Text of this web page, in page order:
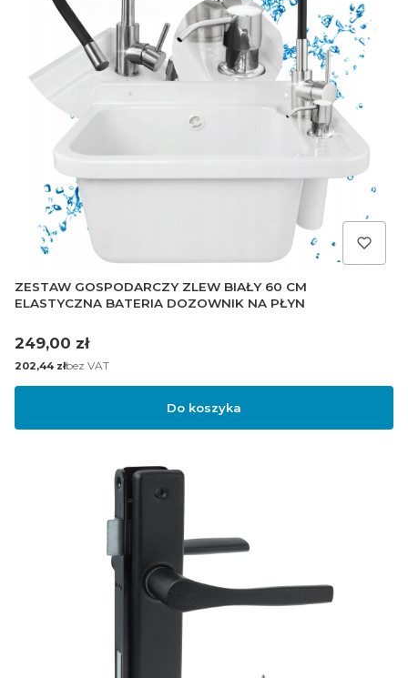
ZESTAW GOSPODARCZY ZLEW BIAŁY 60 CM
ELASTYCZNA BATERIA DOZOWNIK NA PŁYN
Cena
249,00 zł
Cena
202,44 złbez VAT
Do koszyka